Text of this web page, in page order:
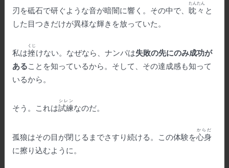
刃を砥石で研ぐような音が暗闇に響く。その中で、 眈々
たんたん
と
した目つきだけが異様な輝きを放っていた。
私は挫
くじ
けない。なぜなら、ナンパは失敗の先にのみ成功が
あることを知っているから。そして、その達成感も知って
いるから。
そう。これは試練
シレン
なのだ。
孤狼はその目が閉じるまでさすり続ける。この体験を心身
からだ
に擦り込むように。